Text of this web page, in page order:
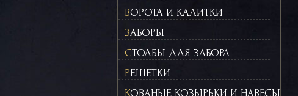
ВОРОТА И КАЛИТКИ
ЗАБОРЫ
СТОЛБЫ ДЛЯ ЗАБОРА
РЕШЕТКИ
КОВАНЫЕ КОЗЫРЬКИ И НАВЕСЫ